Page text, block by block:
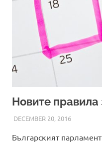
Новите правила
DECEMBER 20, 2016ADMIN
Българският